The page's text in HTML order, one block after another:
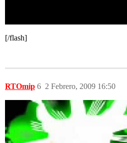
[/flash]
RTOmip 2 Febrero, 2009 16:50
6